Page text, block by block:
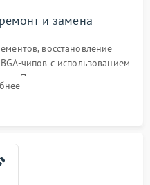
и замена
восстановление
чипов с использованием
Прошивка микросхемы
портов USB